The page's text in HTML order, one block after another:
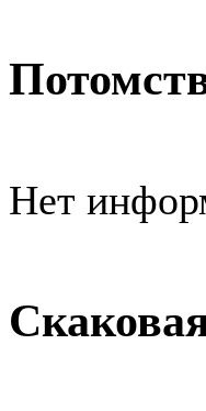
Нет